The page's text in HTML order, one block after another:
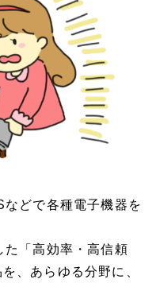
どで各種電子機器を
「高効率・高信頼
、あらゆる分野に、